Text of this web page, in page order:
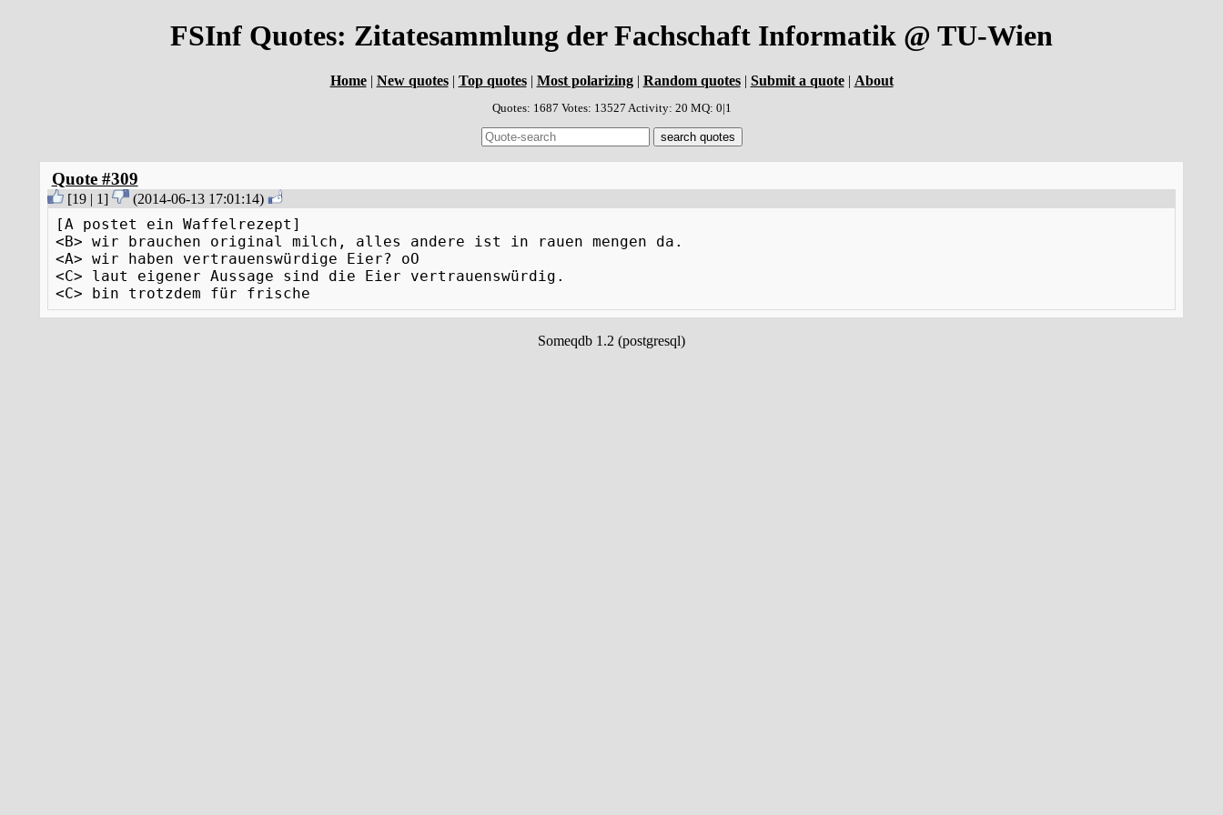
FSInf Quotes: Zitatesammlung der Fachschaft Informatik @ TU-Wien
Home| New quotes| Top quotes| Most polarizing| Random quotes| Submit a quote| About
Quotes: 1687 Votes: 13527 Activity: 20 MQ: 0|1
Quote #309
[19 | 1] (2014-06-13 17:01:14)
[A postet ein Waffelrezept]
<B> wir brauchen original milch, alles andere ist in rauen mengen da.
<A> wir haben vertrauenswürdige Eier? oO
<C> laut eigener Aussage sind die Eier vertrauenswürdig.
<C> bin trotzdem für frische
Someqdb 1.2 (postgresql)